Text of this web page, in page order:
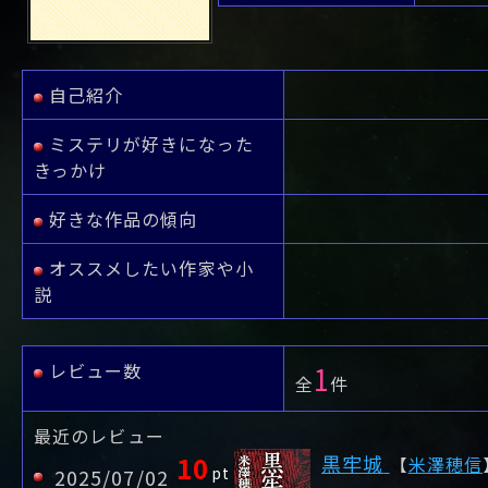
ら行
ら り る
わ行
わ
ラ行
ラ
自己紹介
ミステリが好きになった
きっかけ
好きな作品の傾向
オススメしたい作家や小
説
レビュー数 全1件
最近のレビュー
2025/07/02 10 pt 黒牢城 【米澤穂信